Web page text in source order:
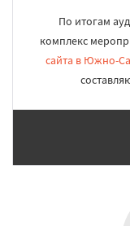
По итогам
комплекс
сайта в Южно-